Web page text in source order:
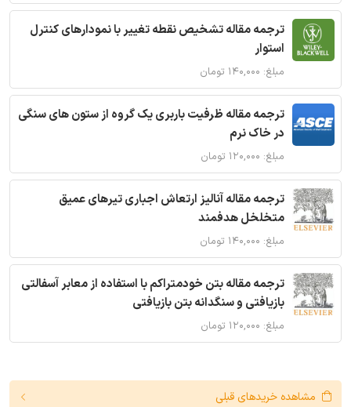
ترجمه مقاله تشخیص نقطه تغییر با نمودارهای کنترل
استوار
مبلغ: ۱۴۰,۰۰۰ تومان
ترجمه مقاله ظرفیت باربری یک گروه از ستون های سنگی
در خاک نرم
مبلغ: ۱۲۰,۰۰۰ تومان
ترجمه مقاله آنالیز ارتعاش اجباری تیرهای عمیق
متخلخل هدفمند
مبلغ: ۱۴۰,۰۰۰ تومان
ترجمه مقاله بتن خودمتراکم با استفاده از معابر آسفالتی
بازیافتی و سنگدانه بتن بازیافتی
مبلغ: ۱۲۰,۰۰۰ تومان
مشاهده خریدهای قبلی